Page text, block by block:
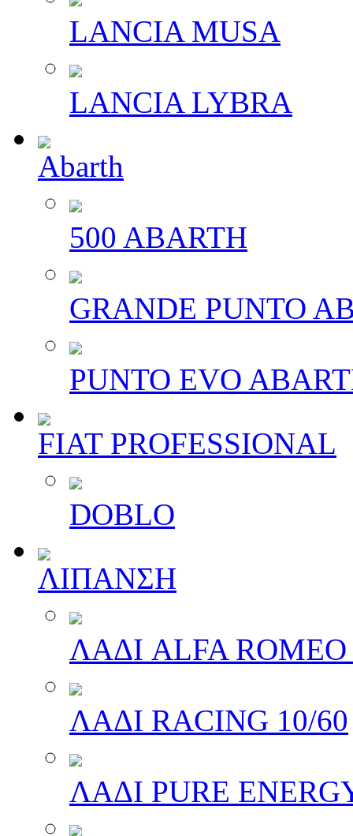
LANCIA MUSA
LANCIA LYBRA
Abarth
500 ABARTH
GRANDE PUNTO
PUNTO EVO
FIAT PROFESSIONAL
DOBLO
ΛΙΠΑΝΣΗ
ΛΑΔΙ ALFA
ΛΑΔΙ RACING 10/60
ΛΑΔΙ PURE